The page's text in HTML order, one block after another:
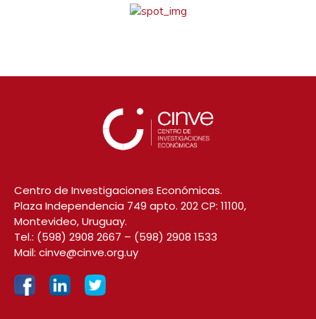
Centro de Investigaciones Económicas.
Plaza Independencia 749 apto. 202 CP: 11100,
Montevideo, Uruguay.
Tel.: (598) 2908 2667 – (598) 2908 1533
Mail: cinve@cinve.org.uy